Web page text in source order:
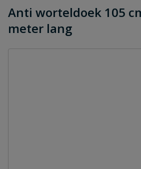
Anti worteldoek 105
meter lang